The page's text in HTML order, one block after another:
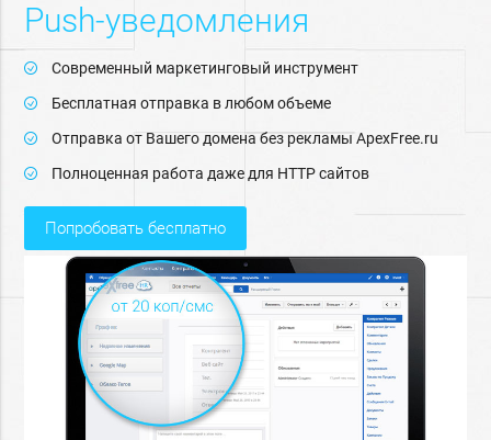
Push-уведомления
Современный маркетинговый инструмент
Бесплатная отправка в любом объеме
Отправка от Вашего домена без рекламы ApexFree.ru
Полноценная работа даже для HTTP сайтов
попробовать бесплатно